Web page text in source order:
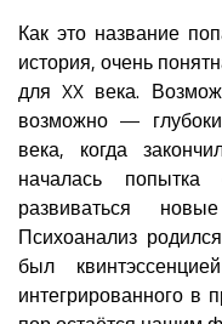
Как это название
история, очень
для XX века.
возможно —
века, когда
началась
развиваться
Психоанализ
был
интегрированного в